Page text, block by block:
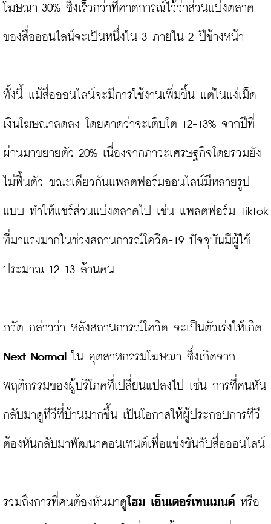
โฆษณา 30% ซึ่งเร็วกว่าที่คาดการณ์ไว้ว่าส่วนแบ่งตลาด
ของสื่อออนไลน์จะเป็นหนึ่งใน 3 ภายใน 2 ปีข้างหน้า
ทั้งนี้ แม้สื่อออนไลน์จะมีการใช้งานเพิ่มขึ้น แต่ในแง่เม็ด
เงินโฆษณาลดลง โดยคาดว่าจะเติบโต 12-13% จากปีที่
ผ่านมาขยายตัว 20% เนื่องจากภาวะเศรษฐกิจโดยรวมยัง
ไม่ฟื้นตัว ขณะเดียวกันแพลตฟอร์มออนไลน์มีหลายรูป
แบบ ทำให้แชร์ส่วนแบ่งตลาดไป เช่น แพลตฟอร์ม TikTok
ที่มาแรงมากในช่วงสถานการณ์โควิด-19 ปัจจุบันมีผู้ใช้
ประมาณ 12-13 ล้านคน
Next Normal ใน อุตสาหกรรมโฆษณา ซึ่งเกิดจาก
พฤติกรรมของผู้บริโภคที่เปลี่ยนแปลงไป เช่น การที่คนหัน
กลับมาดูทีวีที่บ้านมากขึ้น เป็นโอกาสให้ผู้ประกอบการทีวี
ต้องหันกลับมาพัฒนาคอนเทนต์เพื่อแข่งขันกับสื่อออนไลน์
รวมถึงการที่คนต้องหันมาดูโฮม เอ็นเตอร์เทนเมนต์